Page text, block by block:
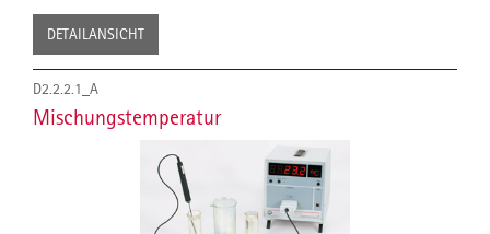
DETAILANSICHT
D2.2.2.1_A
Mischungstemperatur